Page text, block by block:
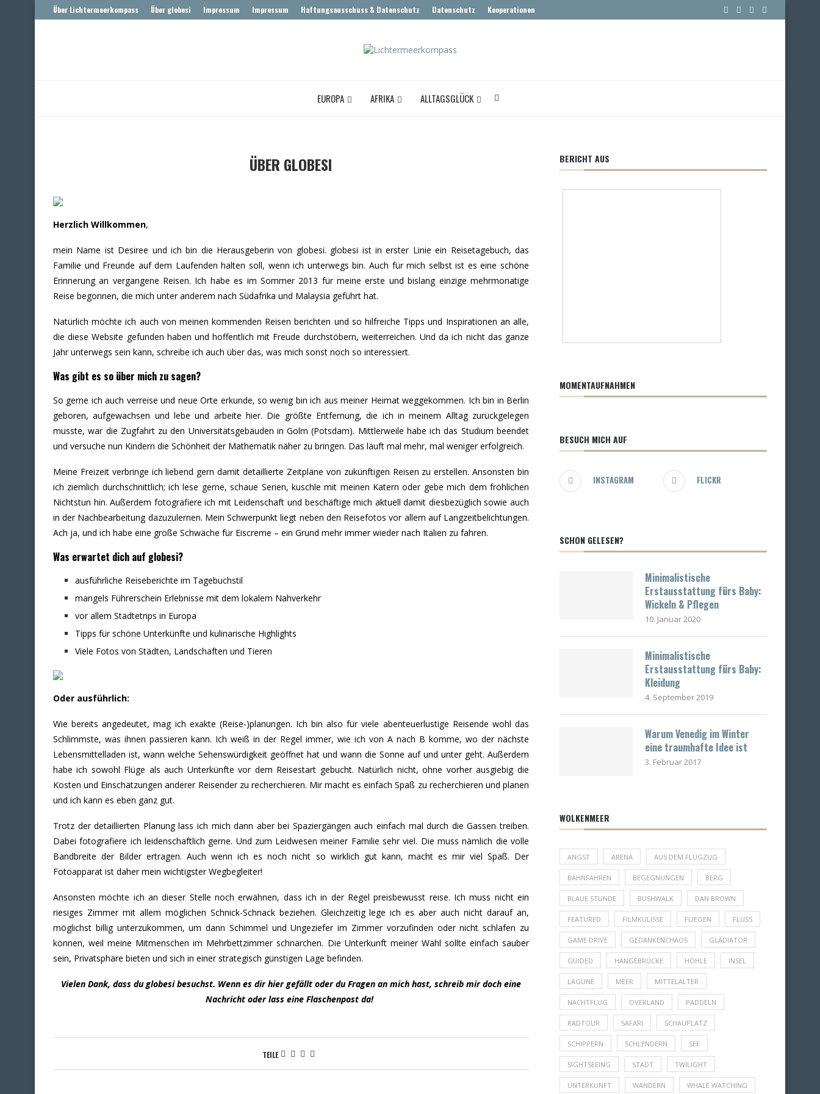
Über Lichtermeerkompass Über globesi Impressum Impressum Haftungsausschuss & Datenschutz Datenschutz Kooperationen
EUROPA AFRIKA ALLTAGSGLÜCK
ÜBER GLOBESI
Herzlich Willkommen,
mein Name ist Desiree und ich bin die Herausgeberin von globesi. globesi ist in erster Linie ein Reisetagebuch, das
Familie und Freunde auf dem Laufenden halten soll, wenn ich unterwegs bin. Auch für mich selbst ist es eine schöne
Erinnerung an vergangene Reisen. Ich habe es im Sommer 2013 für meine erste und bislang einzige mehrmonatige
Reise begonnen, die mich unter anderem nach Südafrika und Malaysia geführt hat.
Natürlich möchte ich auch von meinen kommenden Reisen berichten und so hilfreiche Tipps und Inspirationen an alle,
die diese Website gefunden haben und hoffentlich mit Freude durchstöbern, weiterreichen. Und da ich nicht das ganze
Jahr unterwegs sein kann, schreibe ich auch über das, was mich sonst noch so interessiert.
Was gibt es so über mich zu sagen?
So gerne ich auch verreise und neue Orte erkunde, so wenig bin ich aus meiner Heimat weggekommen. Ich bin in Berlin
geboren, aufgewachsen und lebe und arbeite hier. Die größte Entfernung, die ich in meinem Alltag zurückgelegen
musste, war die Zugfahrt zu den Universitätsgebäuden in Golm (Potsdam). Mittlerweile habe ich das Studium beendet
und versuche nun Kindern die Schönheit der Mathematik näher zu bringen. Das läuft mal mehr, mal weniger erfolgreich.
Meine Freizeit verbringe ich liebend gern damit detaillierte Zeitpläne von zukünftigen Reisen zu erstellen. Ansonsten bin
ich ziemlich durchschnittlich; ich lese gerne, schaue Serien, kuschle mit meinen Katern oder gebe mich dem fröhlichen
Nichtstun hin. Außerdem fotografiere ich mit Leidenschaft und beschäftige mich aktuell damit diesbezüglich sowie auch
in der Nachbearbeitung dazuzulernen. Mein Schwerpunkt liegt neben den Reisefotos vor allem auf Langzeitbelichtungen.
Ach ja, und ich habe eine große Schwäche für Eiscreme – ein Grund mehr immer wieder nach Italien zu fahren.
Was erwartet dich auf globesi?
ausführliche Reiseberichte im Tagebuchstil
mangels Führerschein Erlebnisse mit dem lokalem Nahverkehr
vor allem Städtetrips in Europa
Tipps für schöne Unterkünfte und kulinarische Highlights
Viele Fotos von Städten, Landschaften und Tieren
Oder ausführlich:
Wie bereits angedeutet, mag ich exakte (Reise-)planungen. Ich bin also für viele abenteuerlustige Reisende wohl das
Schlimmste, was ihnen passieren kann. Ich weiß in der Regel immer, wie ich von A nach B komme, wo der nächste
Lebensmittelladen ist, wann welche Sehenswürdigkeit geöffnet hat und wann die Sonne auf und unter geht. Außerdem
habe ich sowohl Flüge als auch Unterkünfte vor dem Reisestart gebucht. Natürlich nicht, ohne vorher ausgiebig die
Kosten und Einschätzungen anderer Reisender zu recherchieren. Mir macht es einfach Spaß zu recherchieren und planen
und ich kann es eben ganz gut.
Trotz der detaillierten Planung lass ich mich dann aber bei Spaziergängen auch einfach mal durch die Gassen treiben.
Dabei fotografiere ich leidenschaftlich gerne. Und zum Leidwesen meiner Familie sehr viel. Die muss nämlich die volle
Bandbreite der Bilder ertragen. Auch wenn ich es noch nicht so wirklich gut kann, macht es mir viel Spaß. Der
Fotoapparat ist daher mein wichtigster Wegbegleiter!
Ansonsten möchte ich an dieser Stelle noch erwähnen, dass ich in der Regel preisbewusst reise. Ich muss nicht ein
riesiges Zimmer mit allem möglichen Schnick-Schnack beziehen. Gleichzeitig lege ich es aber auch nicht darauf an,
möglichst billig unterzukommen, um dann Schimmel und Ungeziefer im Zimmer vorzufinden oder nicht schlafen zu
können, weil meine Mitmenschen im Mehrbettzimmer schnarchen. Die Unterkunft meiner Wahl sollte einfach sauber
sein, Privatsphäre bieten und sich in einer strategisch günstigen Lage befinden.
Vielen Dank, dass du globesi besuchst. Wenn es dir hier gefällt oder du Fragen an mich hast, schreib mir doch eine
Nachricht oder lass eine Flaschenpost da!
TEILE
BERICHT AUS
MOMENTAUFNAHMEN
BESUCH MICH AUF
INSTAGRAM FLICKR
SCHON GELESEN?
Minimalistische
Erstausstattung fürs Baby:
Wickeln & Pflegen
10. Januar 2020
Minimalistische
Erstausstattung fürs Baby:
Kleidung
4. September 2019
Warum Venedig im Winter
eine traumhafte Idee ist
3. Februar 2017
WOLKENMEER
ANGST ARENA AUS DEM FLUGZUG
BAHNFAHREN BEGEGNUNGEN BERG
BLAUE STUNDE BUSHWALK DAN BROWN
FEATURED FILMKULISSE FLIEGEN FLUSS
GAME DRIVE GEDANKENCHAOS GLADIATOR
GUIDED HÄNGEBRÜCKE HÖHLE INSEL
LAGUNE MEER MITTELALTER
NACHTFLUG OVERLAND PADDELN
RADTOUR SAFARI SCHAUPLATZ
SCHIPPERN SCHLENDERN SEE
SIGHTSEEING STADT TWILIGHT
UNTERKUNFT WANDERN WHALE WATCHING